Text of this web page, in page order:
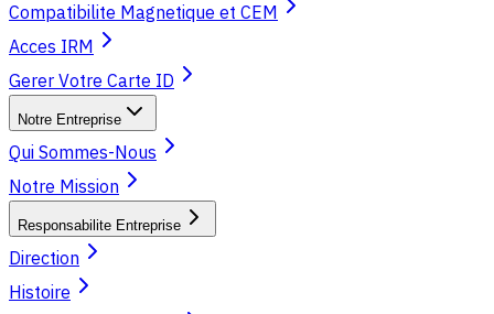
Compatibilite Magnetique et CEM
Acces IRM
Gerer Votre Carte ID
Notre Entreprise
Qui Sommes-Nous
Notre Mission
Responsabilite Entreprise
Direction
Histoire